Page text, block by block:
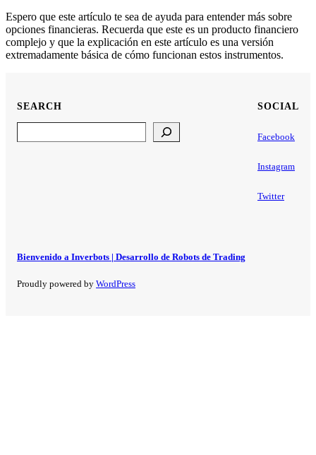
Espero que este artículo te sea de ayuda para entender más sobre
opciones financieras. Recuerda que este es un producto financiero
complejo y que la explicación en este artículo es una versión
extremadamente básica de cómo funcionan estos instrumentos.
SEARCH SOCIAL
Facebook
Instagram
Twitter
Bienvenido a Inverbots | Desarrollo de Robots de Trading
Proudly powered by WordPress